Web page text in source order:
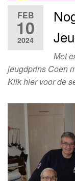
FEB
10
2024
Met
jeugdprins Coen
Klik hier voor de